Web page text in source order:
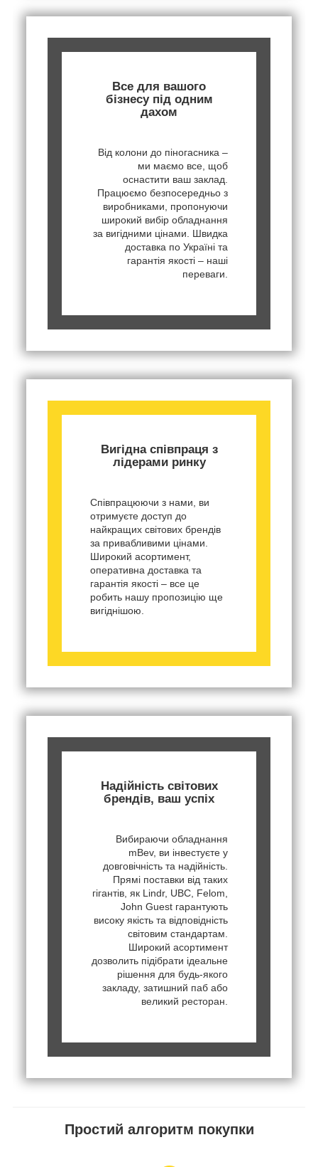
Все для вашого
бізнесу під одним
дахом
Від колони до піногасника –
ми маємо все, щоб
оснастити ваш заклад.
Працюємо безпосередньо з
виробниками, пропонуючи
широкий вибір обладнання
за вигідними цінами. Швидка
доставка по Україні та
гарантія якості – наші
переваги.
Вигідна співпраця з
лідерами ринку
Співпрацюючи з нами, ви
отримуєте доступ до
найкращих світових брендів
за привабливими цінами.
Широкий асортимент,
оперативна доставка та
гарантія якості – все це
робить нашу пропозицію ще
вигіднішою.
Надійність світових
брендів, ваш успіх
Вибираючи обладнання
mBev, ви інвестуєте у
довговічність та надійність.
Прямі поставки від таких
гігантів, як Lindr, UBC, Felom,
John Guest гарантують
високу якість та відповідність
світовим стандартам.
Широкий асортимент
дозволить підібрати ідеальне
рішення для будь-якого
закладу, затишний паб або
великий ресторан.
Простий алгоритм покупки